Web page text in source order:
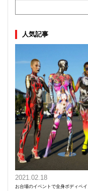
人気記事
2021.02.18
お台場のイベントで全身ボディペ